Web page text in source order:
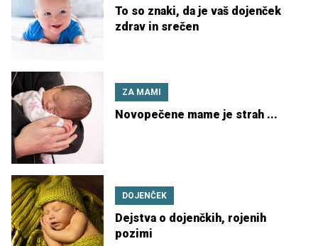
To so znaki, da je vaš dojenček
zdrav in srečen
ZA MAMI
Novopečene mame je strah ...
DOJENČEK
Dejstva o dojenčkih, rojenih
pozimi